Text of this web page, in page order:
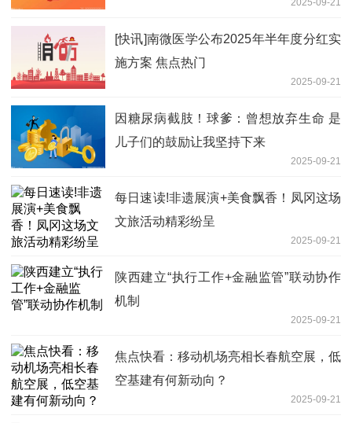
2025-09-21
[快讯]南微医学公布2025年半年度分红实
施方案 焦点热门
2025-09-21
因糖尿病截肢！球爹：曾想放弃生命 是
儿子们的鼓励让我坚持下来
2025-09-21
每日速读!非遗展演+美食飘香！凤冈这场
文旅活动精彩纷呈
2025-09-21
陕西建立“执行工作+金融监管”联动协作
机制
2025-09-21
焦点快看：移动机场亮相长春航空展，低
空基建有何新动向？
2025-09-21